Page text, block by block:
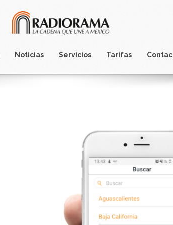
Noticias Servicios Tarifas